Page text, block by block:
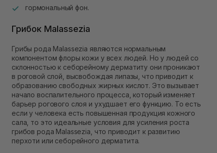
гормональный фон.
Грибок Malassezia
Грибы рода Malassezia являются нормальным
компонентом флоры кожи у всех людей. Но у людей со
склонностью к себорейному дерматиту они проникают
в роговой слой, высвобождая липазы, что приводит к
образованию свободных жирных кислот. Это вызывает
начало воспалительного процесса, который изменяет
барьер рогового слоя и ухудшает его функцию. То есть
если у человека есть повышенная продукция кожного
сала, то это идеальные условия для усиления роста
грибов рода Malassezia, что приводит к развитию
перхоти или себорейного дерматита.